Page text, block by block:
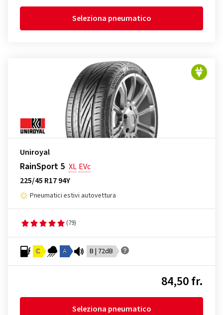
Seleziona pneumatico
Uniroyal
RainSport 5 XL EVc
225/45 R17 94Y
Pneumatici estivi autovettura
(79)
C A B | 72dB
84,50 fr.
Seleziona pneumatico